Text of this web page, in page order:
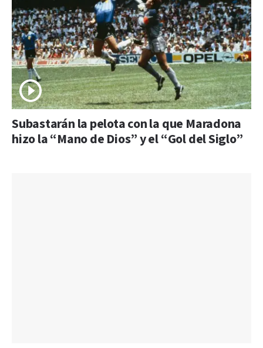
Subastarán la pelota con la que Maradona
hizo la “Mano de Dios” y el “Gol del Siglo”